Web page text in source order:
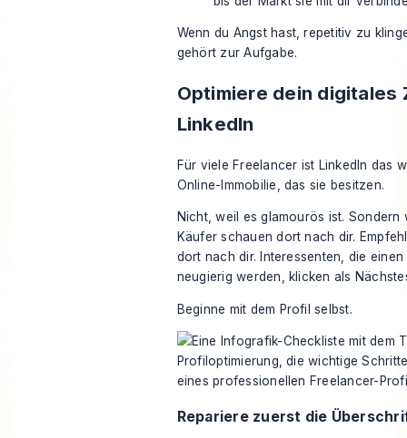
Wenn du Angst hast, repetitiv zu
gehört zur Aufgabe.
Optimiere dein digitales
LinkedIn
Für viele Freelancer ist LinkedIn das
Online-Immobilie, das sie besitzen.
Nicht, weil es glamourös ist.
Käufer schauen dort nach dir.
dort nach dir. Interessenten, die
neugierig werden, klicken als
Beginne mit dem Profil selbst.
Repariere zuerst die